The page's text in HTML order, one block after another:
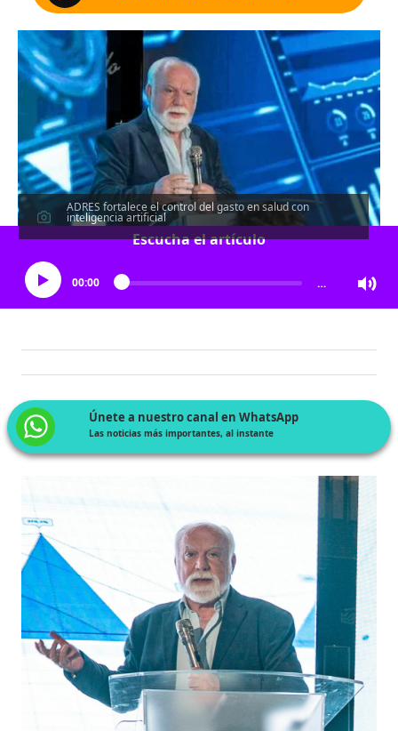
ADRES fortalece el control del gasto en salud con
inteligencia artificial
Escucha el artículo
00:00 …
Únete a nuestro canal en WhatsApp
Las noticias más importantes, al instante